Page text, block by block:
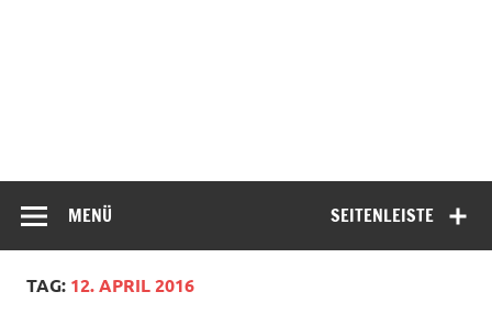
SEITENLEISTE
MENÜ
TAG: 12. APRIL 2016